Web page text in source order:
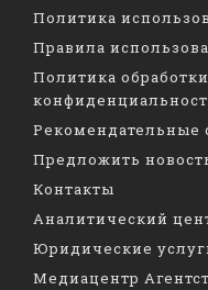
Политика
Правила
Политика
Рекомендательные
Предложить
Контакты
Аналитический
Юридические
Медиацентр